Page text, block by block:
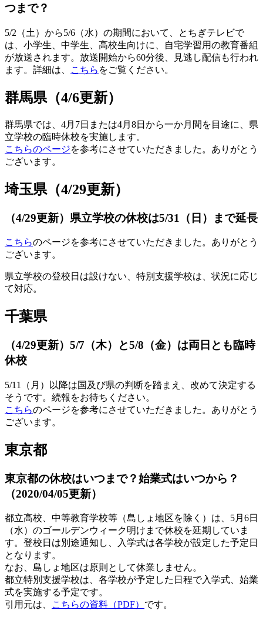
つまで？
5/2（土）から5/6（水）の期間において、とちぎテレビで
は、小学生、中学生、高校生向けに、自宅学習用の教育番組
が放送されます。放送開始から60分後、見逃し配信も行われ
ます。詳細は、
こちら をご覧ください。
群馬県（4/6更新）
群馬県では、4月7日または4月8日から一か月間を目途に、県
立学校の臨時休校を実施します。
こちらのページを参考にさせていただきました。ありがとう
ございます。
埼玉県（4/29更新）
（4/29更新）県立学校の休校は5/31（日）まで延長
こちらのページを参考にさせていただきました。ありがとう
ございます。
県立学校の登校日は設けない、特別支援学校は、状況に応じ
て対応。
千葉県
（4/29更新）5/7（木）と5/8（金）は両日とも臨時
休校
5/11（月）以降は国及び県の判断を踏まえ、改めて決定する
そうです。続報をお待ちください。
こちらのページを参考にさせていただきました。ありがとう
ございます。
東京都
東京都の休校はいつまで？始業式はいつから？
（2020/04/05更新）
都立高校、中等教育学校等（島しょ地区を除く）は、5月6日
（水）のゴールデンウィーク明けまで休校を延期していま
す。登校日は別途通知し、入学式は各学校が設定した予定日
となります。
なお、島しょ地区は原則として休業しません。
都立特別支援学校は、各学校が予定した日程で入学式、始業
式を実施する予定です。
引用元は、
こちらの資料（PDF） です。